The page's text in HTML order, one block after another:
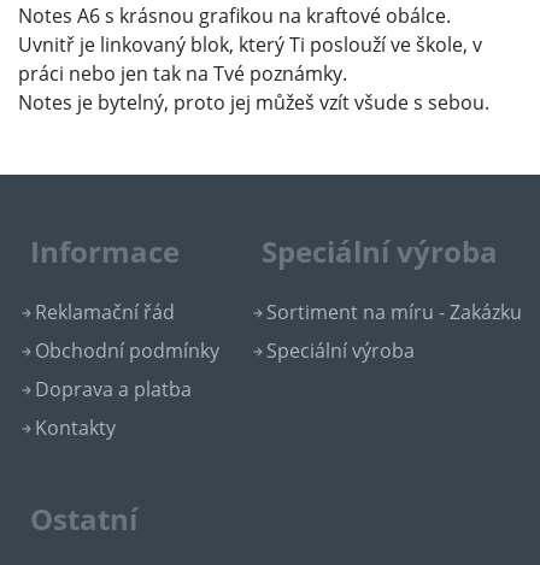
Notes A6 s krásnou grafikou na kraftové obálce.
Uvnitř je linkovaný blok, který Ti poslouží ve škole, v
práci nebo jen tak na Tvé poznámky.
Notes je bytelný, proto jej můžeš vzít všude s sebou.
Informace
Reklamační řád
Obchodní podmínky
Doprava a platba
Kontakty
Speciální výroba
Sortiment na míru - Zakázku
Speciální výroba
Ostatní